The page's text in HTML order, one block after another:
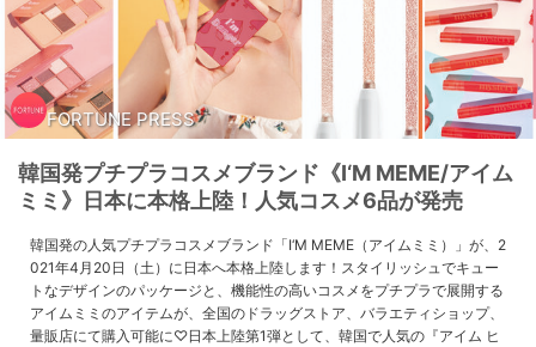
FORTUNE PRESS
韓国発プチプラコスメブランド《I‘M MEME/アイム
ミミ》日本に本格上陸！人気コスメ6品が発売
韓国発の人気プチプラコスメブランド「I‘M MEME（アイムミミ）」が、2
021年4月20日（土）に日本へ本格上陸します！スタイリッシュでキュー
トなデザインのパッケージと、機能性の高いコスメをプチプラで展開する
アイムミミのアイテムが、全国のドラッグストア、バラエティショップ、
量販店にて購入可能に♡日本上陸第1弾として、韓国で人気の『アイム ヒ